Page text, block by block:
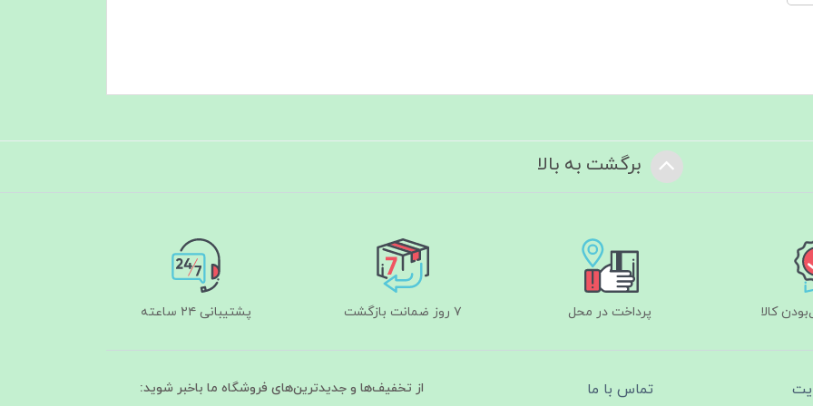
برگشت به بالا
کالا پرداخت در محل ۷ روز ضمانت بازگشت پشتیبانی ۲۴ ساعته
تماس با ما از تخفیف‌ها و جدیدترین‌های فروشگاه ما باخبر شوید: